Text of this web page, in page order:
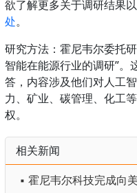
欲了解更多关于调研结果
处。
研究方法：霍尼韦尔委托
智能在能源行业的调研”
答，内容涉及他们对人工
力、矿业、碳管理、化工
权。
相关新闻